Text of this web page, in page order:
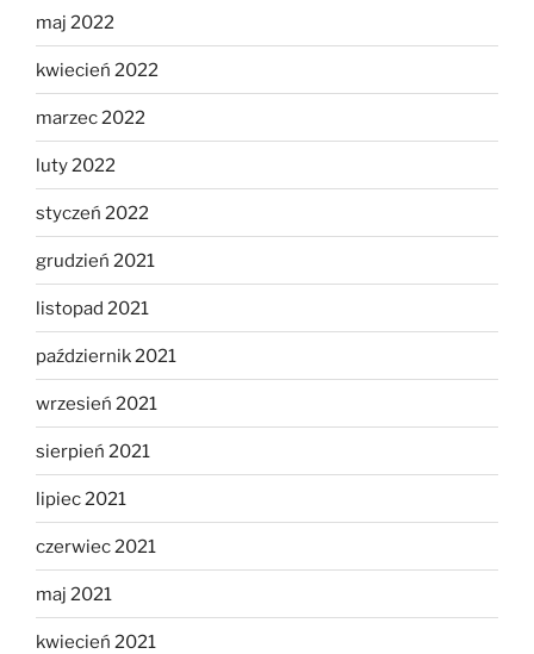
maj 2022
kwiecień 2022
marzec 2022
luty 2022
styczeń 2022
grudzień 2021
listopad 2021
październik 2021
wrzesień 2021
sierpień 2021
lipiec 2021
czerwiec 2021
maj 2021
kwiecień 2021